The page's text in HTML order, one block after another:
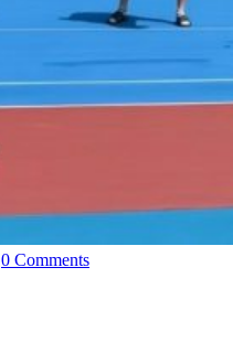
0 Comments